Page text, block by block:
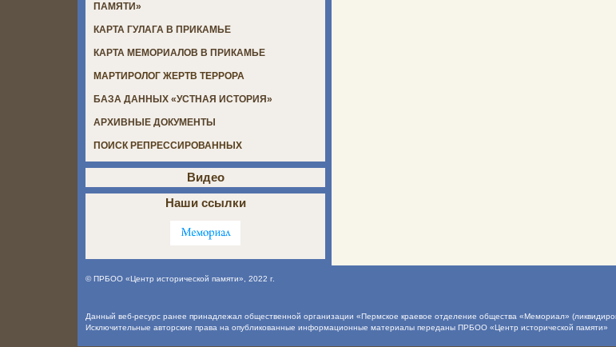
ПАМЯТИ»
КАРТА ГУЛАГА В ПРИКАМЬЕ
КАРТА МЕМОРИАЛОВ В ПРИКАМЬЕ
МАРТИРОЛОГ ЖЕРТВ ТЕРРОРА
БАЗА ДАННЫХ «УСТНАЯ ИСТОРИЯ»
АРХИВНЫЕ ДОКУМЕНТЫ
ПОИСК РЕПРЕССИРОВАННЫХ
Видео
Наши ссылки
©ПРБОО «Центр исторической памяти», 2022 г.
Данный веб-ресурс ранее принадлежал общественной организации «Пермское краевое отделение общества «Мемориал»
Исключительные авторские права на опубликованные информационные материалы переданы ПРБОО «Центр исторической памяти»